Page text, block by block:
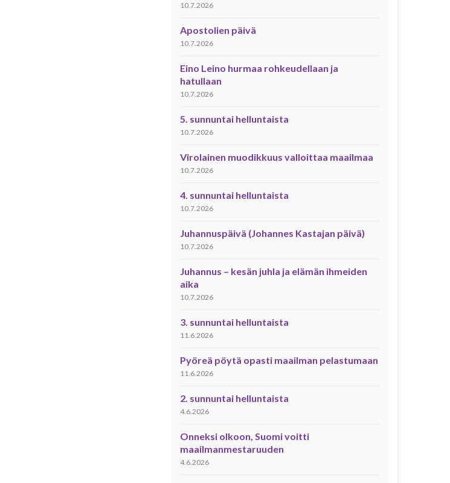
10.7.2026
Apostolien päivä
10.7.2026
Eino Leino hurmaa rohkeudellaan ja
hatullaan
10.7.2026
5. sunnuntai helluntaista
10.7.2026
Virolainen muodikkuus valloittaa maailmaa
10.7.2026
4. sunnuntai helluntaista
10.7.2026
Juhannuspäivä (Johannes Kastajan päivä)
10.7.2026
Juhannus – kesän juhla ja elämän ihmeiden
aika
10.7.2026
3. sunnuntai helluntaista
11.6.2026
Pyöreä pöytä opasti maailman pelastumaan
11.6.2026
2. sunnuntai helluntaista
4.6.2026
Onneksi olkoon, Suomi voitti
maailmanmestaruuden
4.6.2026